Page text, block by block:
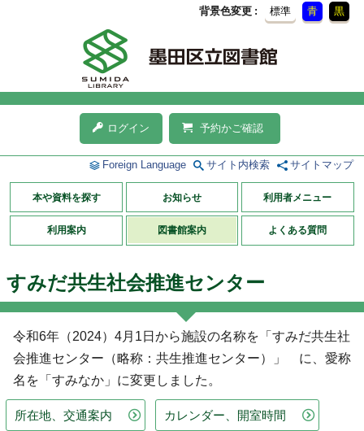
背景色変更 標準 青 黒
ログイン 予約かご確認
Foreign Language サイト内検索 サイトマップ
本や資料を探す お知らせ 利用者メニュー
利用案内 図書館案内 よくある質問
すみだ共生社会推進センター
令和6年（2024）4月1日から施設の名称を「すみだ共生社
会推進センター（略称：共生推進センター）」 に、愛称
名を「すみなか」に変更しました。
所在地、交通案内 カレンダー、開室時間